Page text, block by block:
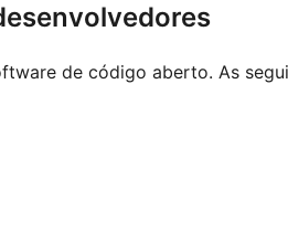
de código aberto. As